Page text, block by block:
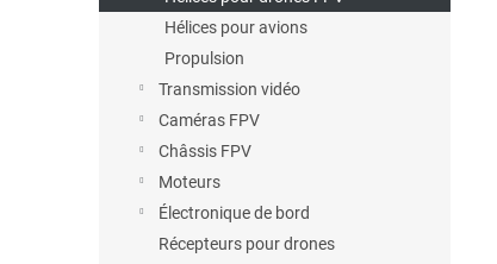
Hélices pour avions
Propulsion
Transmission vidéo
Caméras FPV
Châssis FPV
Moteurs
Électronique de bord
Récepteurs pour drones